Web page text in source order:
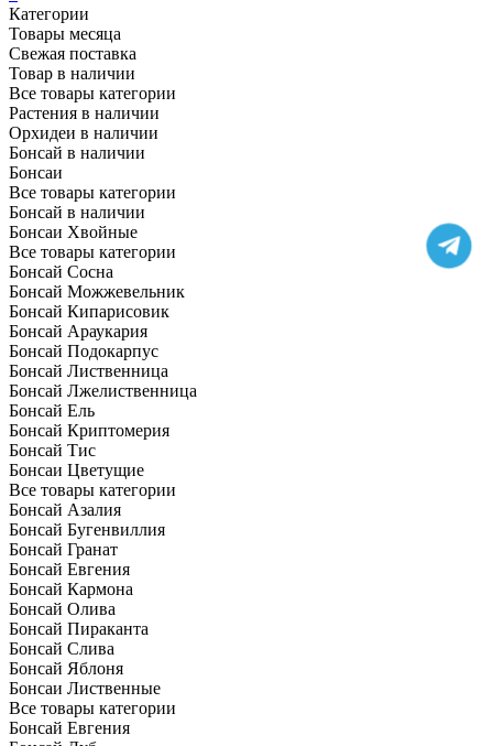
Категории
Товары месяца
Свежая поставка
Товар в наличии
Все товары категории
Растения в наличии
Орхидеи в наличии
Бонсай в наличии
Бонсаи
Все товары категории
Бонсай в наличии
Бонсаи Хвойные
Все товары категории
Бонсай Сосна
Бонсай Можжевельник
Бонсай Кипарисовик
Бонсай Араукария
Бонсай Подокарпус
Бонсай Лиственница
Бонсай Лжелиственница
Бонсай Ель
Бонсай Криптомерия
Бонсай Тис
Бонсаи Цветущие
Все товары категории
Бонсай Азалия
Бонсай Бугенвиллия
Бонсай Гранат
Бонсай Евгения
Бонсай Кармона
Бонсай Олива
Бонсай Пираканта
Бонсай Слива
Бонсай Яблоня
Бонсаи Лиственные
Все товары категории
Бонсай Евгения